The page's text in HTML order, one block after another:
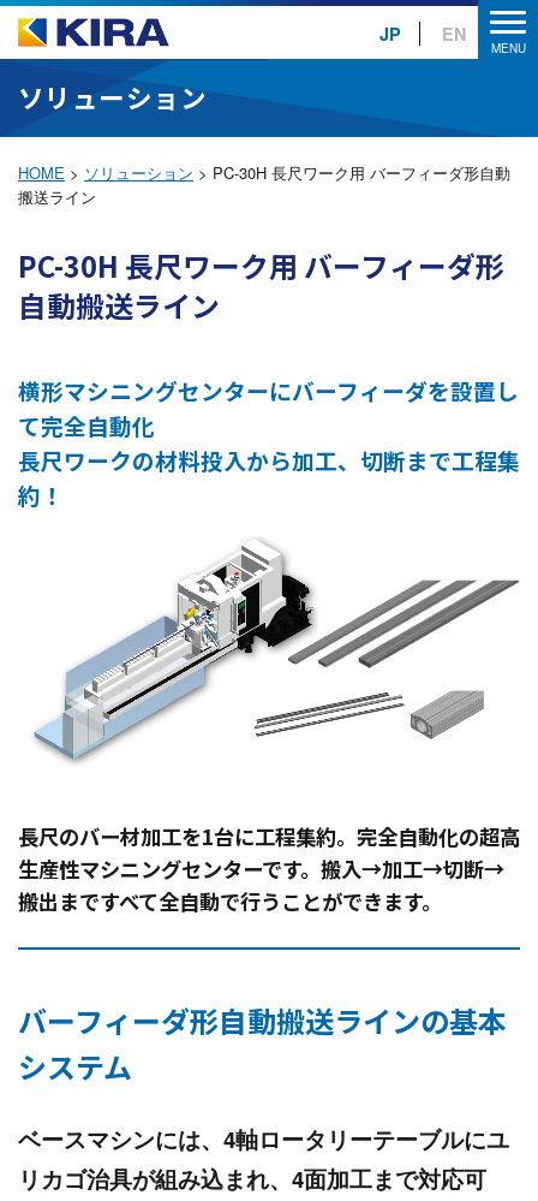
JP EN
ソリューション
HOME > ソリューション > PC-30H 長尺ワーク用 バーフィーダ形自動
搬送ライン
PC-30H 長尺ワーク用 バーフィーダ形
自動搬送ライン
横形マシニングセンターにバーフィーダを設置し
て完全自動化
長尺ワークの材料投入から加工、切断まで工程集
約！
長尺のバー材加工を1台に工程集約。完全自動化の超高
生産性マシニングセンターです。搬入→加工→切断→
搬出まですべて全自動で行うことができます。
バーフィーダ形自動搬送ラインの基本
システム
ベースマシンには、4軸ロータリーテーブルにユ
リカゴ治具が組み込まれ、4面加工まで対応可